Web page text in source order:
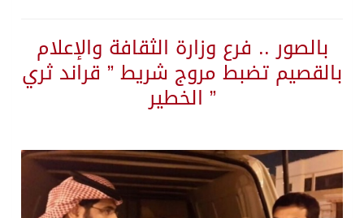
التحالف يعزي الحكومة اليمنية في استشهاد قوات يمنية جراء هجوم حوثي غادر
بالصور .. فرع وزارة الثقافة والإعلام
بالقصيم تضبط مروج شريط ” قراند ثري
” الخطير